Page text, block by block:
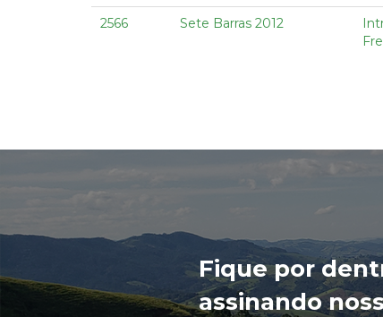
2566 Sete Barras 2012
Fique por
assinando